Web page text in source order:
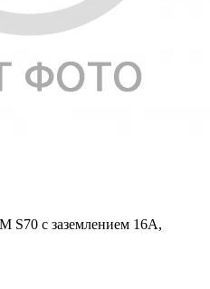
S70 с заземлением 16А,